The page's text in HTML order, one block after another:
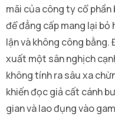
mãi của công ty cổ
để đẳng cấp mang lại
lận và không công bằng.
xuất một sân nghịch
không tính ra sâu xa
khiến đọc giả cất cánh
gian và lao đụng vào